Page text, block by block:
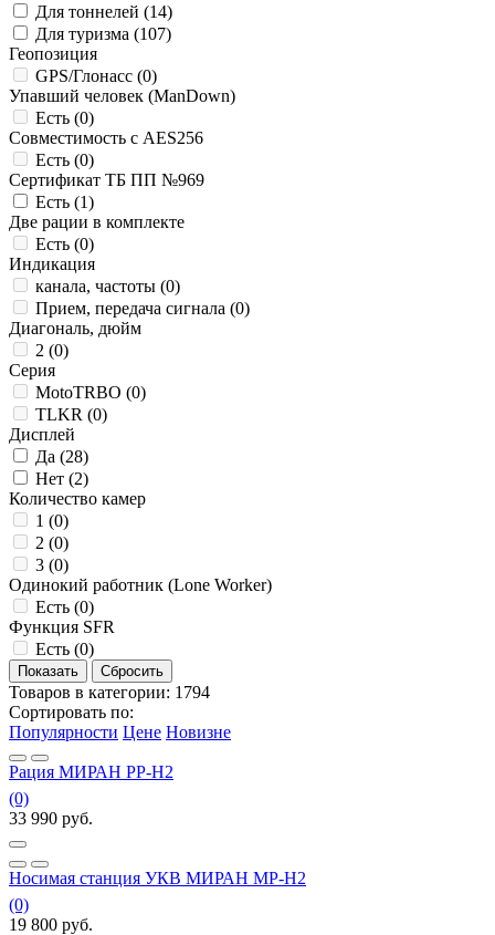
Для тоннелей (14)
Для туризма (107)
Геопозиция
GPS/Глонасс (0)
Упавший человек (ManDown)
Есть (0)
Совместимость с AES256
Есть (0)
Сертификат ТБ ПП №969
Есть (1)
Две рации в комплекте
Есть (0)
Индикация
канала, частоты (0)
Прием, передача сигнала (0)
Диагональ, дюйм
2 (0)
Серия
MotoTRBO (0)
TLKR (0)
Дисплей
Да (28)
Нет (2)
Количество камер
1 (0)
2 (0)
3 (0)
Одинокий работник (Lone Worker)
Есть (0)
Функция SFR
Есть (0)
Товаров в категории: 1794
Сортировать по:
Популярности Цене Новизне
Рация МИРАН РР-Н2
(0)
33 990 руб.
Носимая станция УКВ МИРАН МР-H2
(0)
19 800 руб.